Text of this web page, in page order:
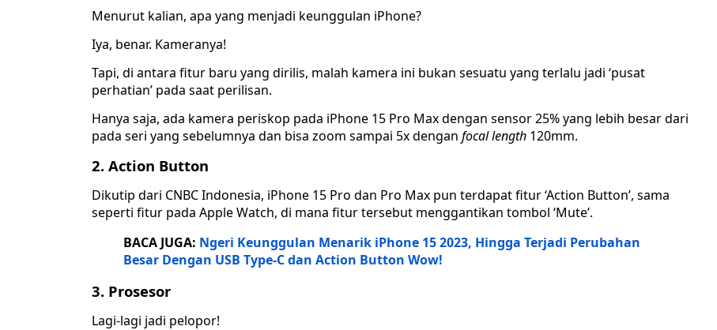
Menurut kalian, apa yang menjadi keunggulan iPhone?
Iya, benar. Kameranya!
Tapi, di antara fitur baru yang dirilis, malah kamera ini bukan sesuatu yang terlalu jadi ‘pusat
perhatian’ pada saat perilisan.
Hanya saja, ada kamera periskop pada iPhone 15 Pro Max dengan sensor 25% yang lebih besar dari
pada seri yang sebelumnya dan bisa zoom sampai 5x dengan focal length 120mm.
2. Action Button
Dikutip dari CNBC Indonesia, iPhone 15 Pro dan Pro Max pun terdapat fitur ‘Action Button’, sama
seperti fitur pada Apple Watch, di mana fitur tersebut menggantikan tombol ‘Mute’.
BACA JUGA: Ngeri Keunggulan Menarik iPhone 15 2023, Hingga Terjadi Perubahan
Besar Dengan USB Type-C dan Action Button Wow!
3. Prosesor
Lagi-lagi jadi pelopor!